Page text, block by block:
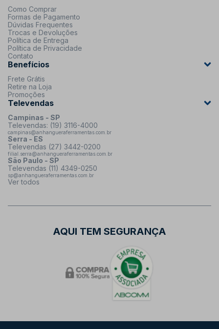
Como Comprar
Formas de Pagamento
Dúvidas Frequentes
Trocas e Devoluções
Política de Entrega
Política de Privacidade
Contato
Benefícios
Frete Grátis
Retire na Loja
Promoções
Televendas
Campinas - SP
Televendas: (19) 3116-4000
campinas@anhangueraferramentas.com.br
Serra - ES
Televendas (27) 3442-0200
filial.serra@anhangueraferramentas.com.br
São Paulo - SP
Televendas (11) 4349-0250
sp@anhangueraferramentas.com.br
Ver todos
AQUI TEM SEGURANÇA